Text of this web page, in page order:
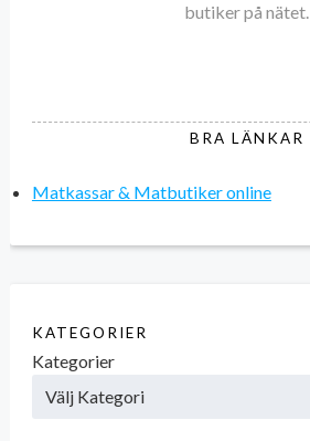
butiker på nätet.
BRA LÄNKAR
Matkassar & Matbutiker online
KATEGORIER
Kategorier